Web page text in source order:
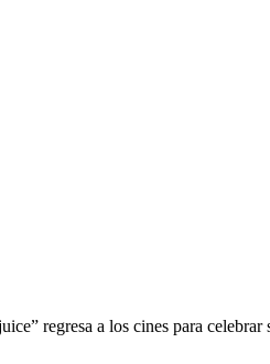
regresa a los cines para